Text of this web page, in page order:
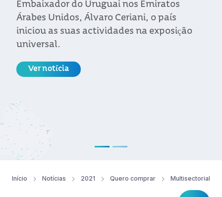
Embaixador do Uruguai nos Emiratos
Árabes Unidos, Álvaro Ceriani, o país
iniciou as suas actividades na exposição
universal.
Ver notícia
Início Notícias 2021 Quero comprar Multisectorial